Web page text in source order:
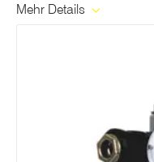
Link
Mehr Details